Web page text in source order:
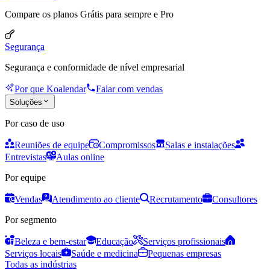
Compare os planos Grátis para sempre e Pro
Segurança
Segurança e conformidade de nível empresarial
Por que Koalendar Falar com vendas
Soluções
Por caso de uso
Reuniões de equipe Compromissos
Salas e instalações
Entrevistas
Aulas online
Por equipe
Vendas Atendimento ao cliente Recrutamento
Consultores
Por segmento
Beleza e bem-estar Educação
Serviços profissionais
Serviços locais
Saúde e medicina
Pequenas empresas
Todas as indústrias